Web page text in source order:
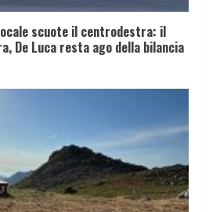
scuote il centrodestra: il
De Luca resta ago della bilancia